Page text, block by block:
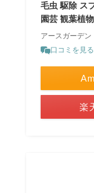
毛虫 駆除 ス
園芸 観葉植
アースガーデン
口コミを見る
楽